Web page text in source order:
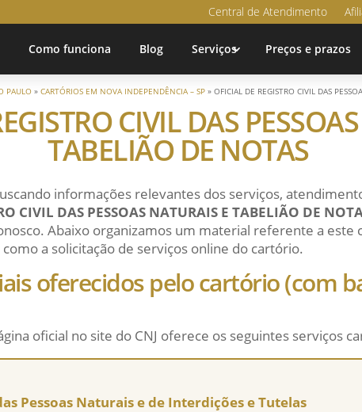
Central de Atendimento
Como funciona Blog Serviços Preços e prazos
PAULO» CARTÓRIOS EM NOVA INDEPENDÊNCIA – SP» OFICIAL DE REGISTRO CIVIL DAS
CIVIL DAS
TABELIÃO DE NOTAS
informações relevantes dos serviços,
CIVIL DAS PESSOAS NATURAIS E TABELIÃO DE
Abaixo organizamos um material referente a este
como a solicitação de serviços online do cartório.
oferecidos pelo cartório (com
oficial no site do CNJ oferece os seguintes serviços
Pessoas Naturais e de Interdições e Tutelas